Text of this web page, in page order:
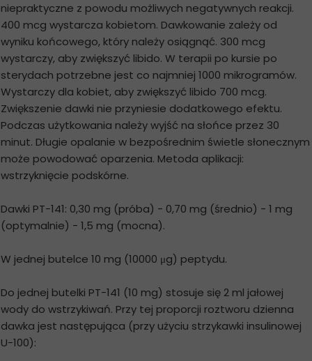
niepraktyczne z powodu możliwych negatywnych reakcji.
400 mcg wystarcza kobietom. Dawkowanie zależy od
wyniku końcowego, który należy osiągnąć. 300 mcg
wystarczy, aby zwiększyć libido. W terapii po kursie po
sterydach potrzebne jest co najmniej 1000 mikrogramów.
Wystarczy dla kobiet, aby zwiększyć libido 700 mcg.
Zwiększenie dawki nie przyniesie dodatkowego efektu.
Podczas użytkowania należy wyjść na słońce przez 30
minut. Długie opalanie w bezpośrednim świetle słonecznym
może powodować oparzenia. Metoda aplikacji:
wstrzyknięcie podskórne.
Dawki PT-141: 0,30 mg (próba) - 0,70 mg (średnio) - 1 mg
(optymalnie) - 1,5 mg (mocna).
W jednej butelce 10 mg (10000 μg) peptydu.
Do jednej butelki PT-141 (10 mg) stosuje się 2 ml jałowej
wody do wstrzykiwań. Przy tej proporcji roztworu dzienna
dawka jest następująca (przy użyciu strzykawki insulinowej
U-100):